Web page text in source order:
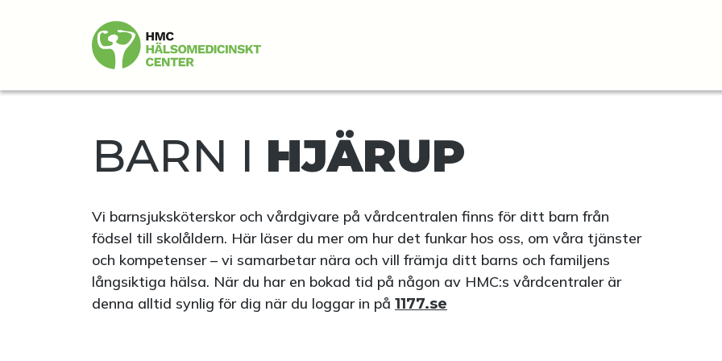
BARN I HJÄRUP
Vi barnsjuksköterskor och vårdgivare på vårdcentralen finns för ditt barn från
födsel till skolåldern. Här läser du mer om hur det funkar hos oss, om våra tjänster
och kompetenser – vi samarbetar nära och vill främja ditt barns och familjens
långsiktiga hälsa. När du har en bokad tid på någon av HMC:s vårdcentraler är
denna alltid synlig för dig när du loggar in på 1177.se